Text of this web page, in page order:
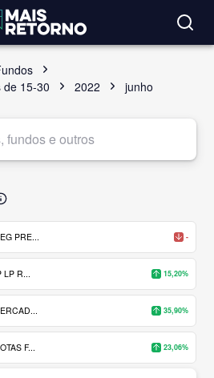
de 15-30
2022 junho
PRE... -
R... 15,20%
35,90%
F... 23,06%